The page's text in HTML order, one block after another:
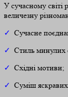
У сучасному
величезну
✓ Сучасне
✓ Стиль минулих
✓ Східні мотиви;
✓ Суміш